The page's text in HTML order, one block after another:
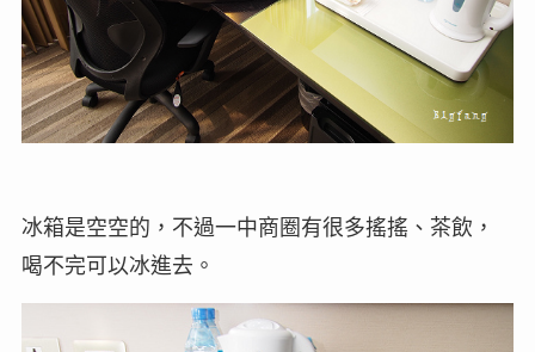
冰箱是空空的，不過一中商圈有很多搖搖、茶飲，
喝不完可以冰進去。